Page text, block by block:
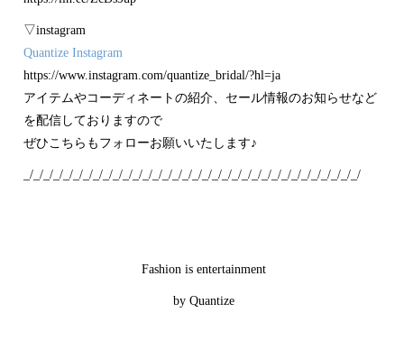
▽instagram
Quantize Instagram
https://www.instagram.com/quantize_bridal/?hl=ja
アイテムやコーディネートの紹介、セール情報のお知らせなど
を配信しておりますので
ぜひこちらもフォローお願いいたします♪
_/_/_/_/_/_/_/_/_/_/_/_/_/_/_/_/_/_/_/_/_/_/_/_/_/_/_/_/_/_/_/_/_/_/
Fashion is entertainment
by Quantize